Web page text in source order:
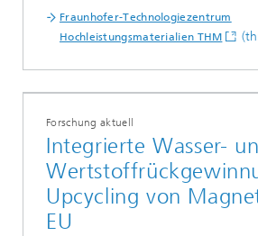
Fraunhofer-Technologiezentrum
Hochleistungsmaterialien THM
Forschung aktuell
Integrierte Wasser-
Upcycling von
EU